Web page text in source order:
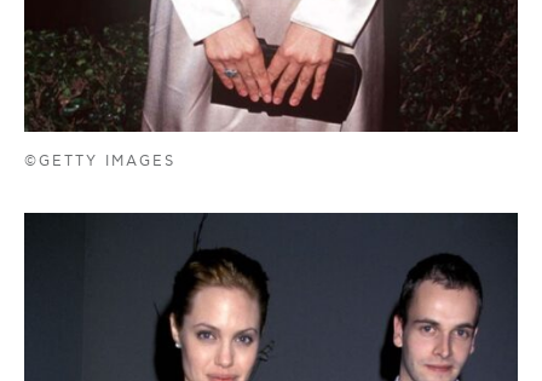
©GETTY IMAGES